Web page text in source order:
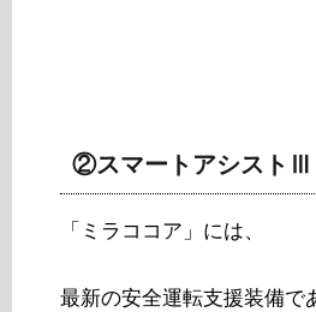
②スマートアシストⅢ
「ミラココア」には、
最新の安全運転支援装備で